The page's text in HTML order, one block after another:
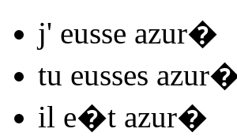
j' eusse azur�
tu eusses azur
il e�t azur�